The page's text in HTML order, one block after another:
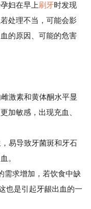
妇在早上刷牙时发现
处理不当，可能会影
的原因、可能的危害
激素和黄体酮水平显
加敏感，出现充血、
易导致牙菌斑和牙石
。
求增加，若饮食中缺
也是引起牙龈出血的一